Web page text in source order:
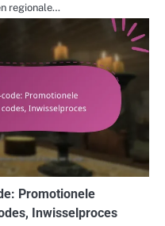
regionale…
Promotionele
Inwisselproces